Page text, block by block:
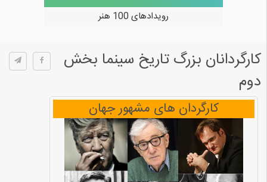
خرید و فروش آثار هنری
کارگردانان بزرگ تاریخ سینما بخش
دوم
کارگردان های مشهور جهان